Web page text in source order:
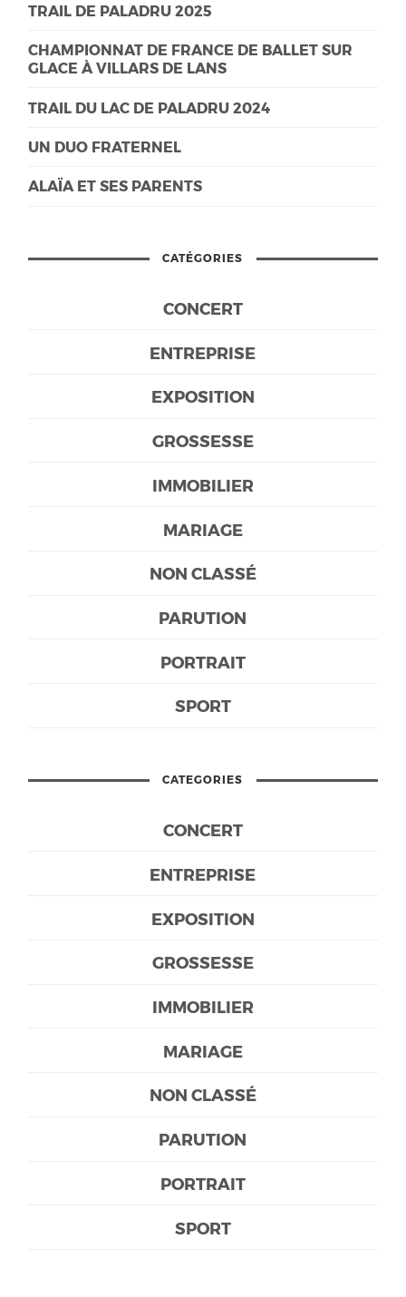
TRAIL DE PALADRU 2025
CHAMPIONNAT DE FRANCE DE BALLET SUR
GLACE À VILLARS DE LANS
TRAIL DU LAC DE PALADRU 2024
UN DUO FRATERNEL
ALAÏA ET SES PARENTS
CATÉGORIES
CONCERT
ENTREPRISE
EXPOSITION
GROSSESSE
IMMOBILIER
MARIAGE
NON CLASSÉ
PARUTION
PORTRAIT
SPORT
CATEGORIES
CONCERT
ENTREPRISE
EXPOSITION
GROSSESSE
IMMOBILIER
MARIAGE
NON CLASSÉ
PARUTION
PORTRAIT
SPORT